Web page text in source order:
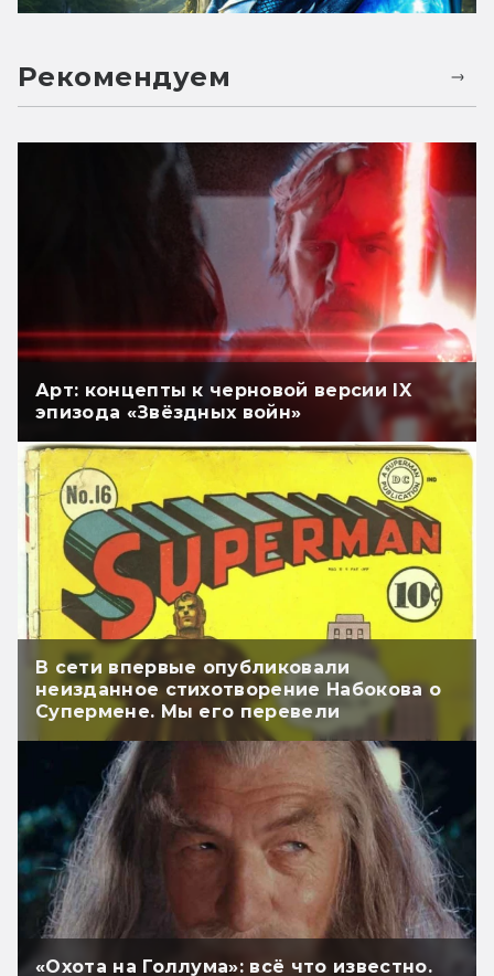
Рекомендуем
Арт: концепты к черновой версии IX
эпизода «Звёздных войн»
В сети впервые опубликовали
неизданное стихотворение Набокова о
Супермене. Мы его перевели
«Охота на Голлума»: всё что известно.